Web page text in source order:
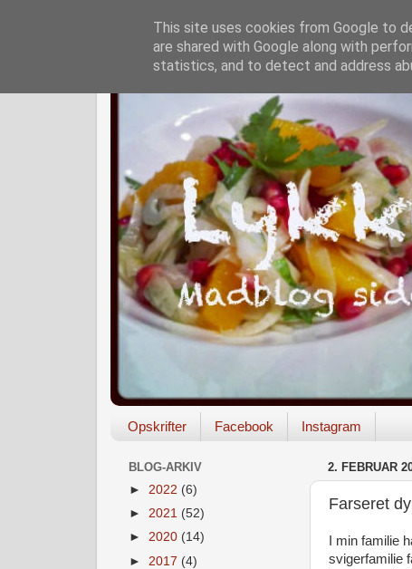
Opskrifter Facebook Instagram
2. FEBRUAR
Farseret
I min familie
svigerfamilie
BLOG-ARKIV
► 2022 (6)
► 2021 (52)
► 2020 (14)
► 2017 (4)
This site uses cookies from Google to
are shared with Google along with
statistics, and to detect and address